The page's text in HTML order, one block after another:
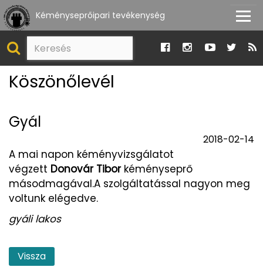
Kéményseprőipari tevékenység
Köszönőlevél
Gyál
2018-02-14
A mai napon kéményvizsgálatot
végzett Donovár Tiborkéményseprő
másodmagával.A szolgáltatással nagyon meg
voltunk elégedve.
gyáli lakos
Vissza